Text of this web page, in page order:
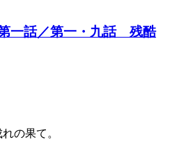
一話／第一・九話 残酷
の果て。